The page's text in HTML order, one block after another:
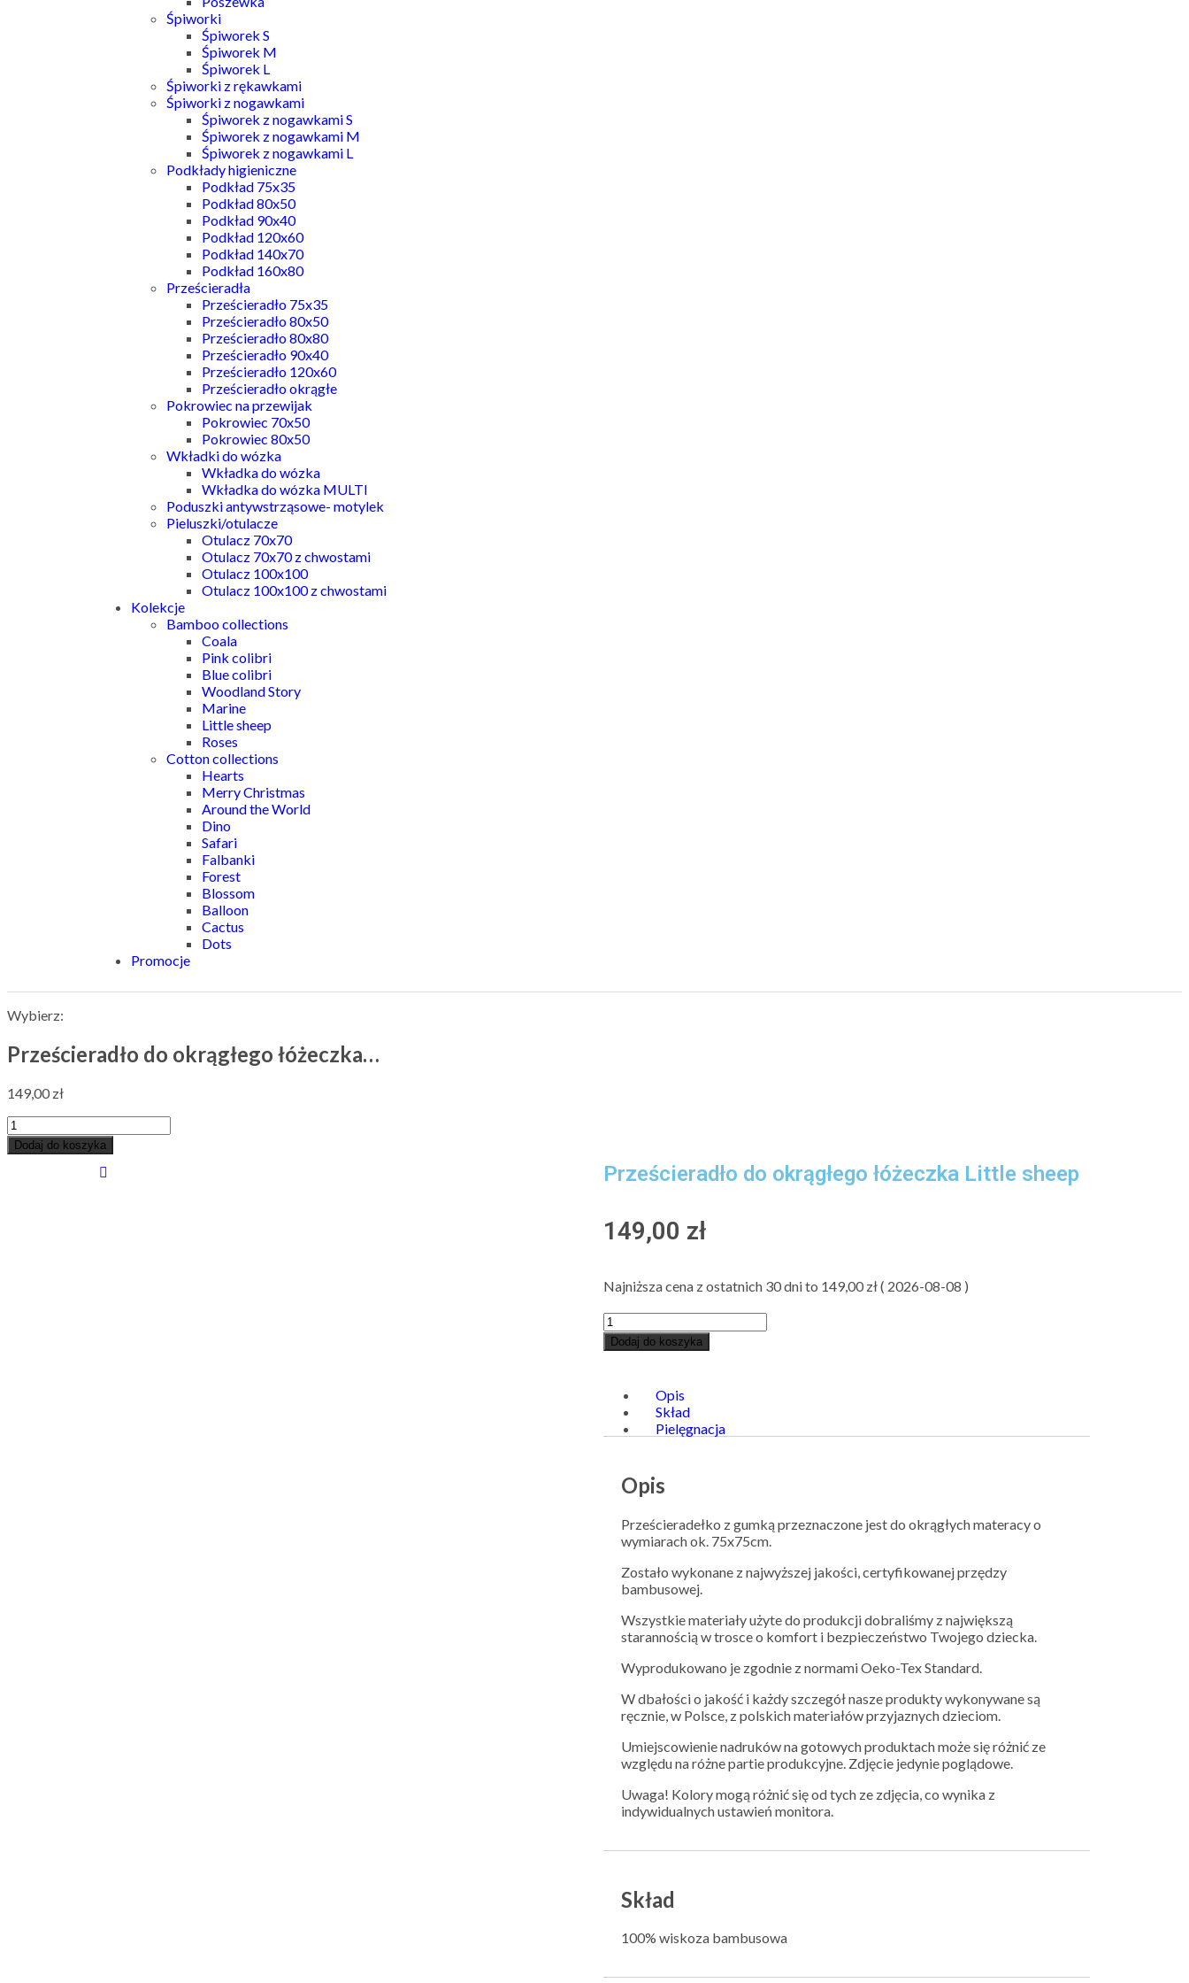
Śpiworki
Śpiworek S
Śpiworek M
Śpiworek L
Śpiworki z rękawkami
Śpiworki z nogawkami
Śpiworek z nogawkami S
Śpiworek z nogawkami M
Śpiworek z nogawkami L
Podkłady higieniczne
Podkład 75x35
Podkład 80x50
Podkład 90x40
Podkład 120x60
Podkład 140x70
Podkład 160x80
Prześcieradła
Prześcieradło 75x35
Prześcieradło 80x50
Prześcieradło 80x80
Prześcieradło 90x40
Prześcieradło 120x60
Prześcieradło okrągłe
Pokrowiec na przewijak
Pokrowiec 70x50
Pokrowiec 80x50
Wkładki do wózka
Wkładka do wózka
Wkładka do wózka MULTI
Poduszki antywstrząsowe- motylek
Pieluszki/otulacze
Otulacz 70x70
Otulacz 70x70 z chwostami
Otulacz 100x100
Otulacz 100x100 z chwostami
Kolekcje
Bamboo collections
Coala
Pink colibri
Blue colibri
Woodland Story
Marine
Little sheep
Roses
Cotton collections
Hearts
Merry Christmas
Around the World
Dino
Safari
Falbanki
Forest
Blossom
Balloon
Cactus
Dots
Promocje
Wybierz:
Prześcieradło do okrągłego łóżeczka…
149,00 zł
Dodaj do koszyka
Prześcieradło do okrągłego łóżeczka Little sheep
149,00 zł
Najniższa cena z ostatnich 30 dni to 149,00 zł( 2026-08-08 )
Dodaj do koszyka
Opis
Skład
Pielęgnacja
Opis
Prześcieradełko z gumką przeznaczone jest do okrągłych materacy o
wymiarach ok. 75x75cm.
Zostało wykonane z najwyższej jakości, certyfikowanej przędzy
bambusowej.
Wszystkie materiały użyte do produkcji dobraliśmy z największą
starannością w trosce o komfort i bezpieczeństwo Twojego dziecka.
Wyprodukowano je zgodnie z normami Oeko-Tex Standard.
W dbałości o jakość i każdy szczegół nasze produkty wykonywane są
ręcznie, w Polsce, z polskich materiałów przyjaznych dzieciom.
Umiejscowienie nadruków na gotowych produktach może się różnić ze
względu na różne partie produkcyjne. Zdjęcie jedynie poglądowe.
Uwaga! Kolory mogą różnić się od tych ze zdjęcia, co wynika z
indywidualnych ustawień monitora.
Skład
100% wiskoza bambusowa